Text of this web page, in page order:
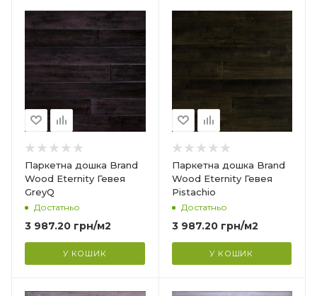
Паркетна дошка Brand
Wood Eternity Гевея
GreyQ
Достатньо
3 987.20 грн/м2
У КОШИК
Країна-виробник
Індонезія
Колекція
Eternity (зістарена)
Тришарова
Товщина
130 мм
Довжина
1000 мм
Фаска
Паркетна дошка Brand
Wood Eternity Гевея
Pistachio
Достатньо
3 987.20грн/м2
У КОШИК